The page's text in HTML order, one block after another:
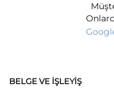
BELGE VE İŞLEYIŞ